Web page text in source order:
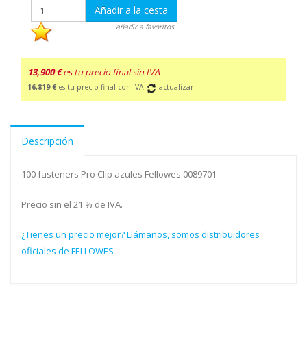
Añadir a la cesta
añadir a favoritos
13,900 € es tu precio final sin IVA
16,819 € es tu precio final con IVA actualizar
Descripción
100 fasteners Pro Clip azules Fellowes 0089701
Precio sin el 21 % de IVA.
¿Tienes un precio mejor? Llámanos, somos distribuidores
oficiales de FELLOWES